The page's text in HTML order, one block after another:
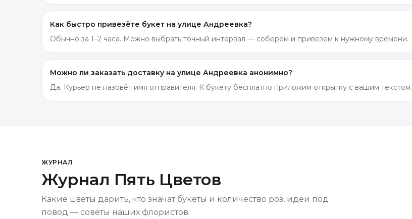
Как быстро привезёте букет на улице Андреевка?
Обычно за 1–2 часа. Можно выбрать точный интервал — соберём и привезём к нужному времени.
Можно ли заказать доставку на улице Андреевка анонимно?
Да. Курьер не назовёт имя отправителя. К букету бесплатно приложим открытку с вашим текстом.
ЖУРНАЛ
Журнал Пять Цветов
Какие цветы дарить, что значат букеты и количество роз, идеи под
повод — советы наших флористов.